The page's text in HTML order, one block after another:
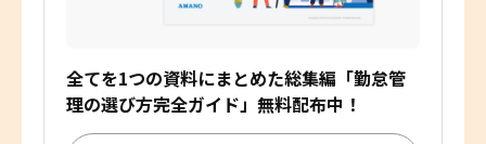
全てを1つの資料にまとめた総集編「勤怠管
理の選び方完全ガイド」無料配布中！